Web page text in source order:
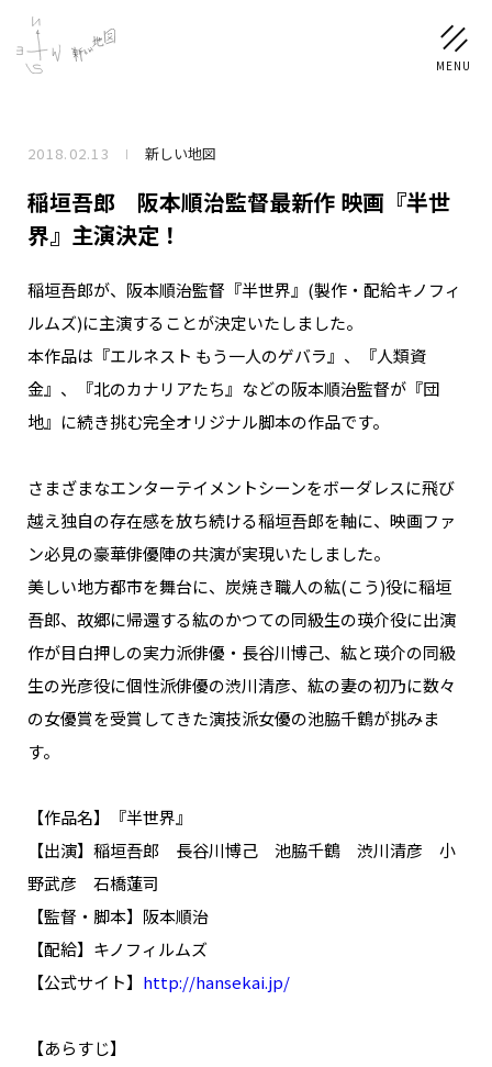
NEWS
SCHEDULE
PROFILE
稲垣 吾郎 草彅 剛 香取 慎吾
DISCOGRAPHY
NAKAMA入会
CHIZULOG
FAQ
2018.02.13 新しい地図
稲垣吾郎 阪本順治監督最新作 映画『半世
界』主演決定！
稲垣吾郎が、阪本順治監督『半世界』(製作・配給キノフィ
ルムズ)に主演することが決定いたしました。
本作品は『エルネスト もう一人のゲバラ』、『人類資
金』、『北のカナリアたち』などの阪本順治監督が『団
地』に続き挑む完全オリジナル脚本の作品です。
さまざまなエンターテイメントシーンをボーダレスに飛び
越え独自の存在感を放ち続ける稲垣吾郎を軸に、映画ファ
ン必見の豪華俳優陣の共演が実現いたしました。
美しい地方都市を舞台に、炭焼き職人の紘(こう)役に稲垣
吾郎、故郷に帰還する紘のかつての同級生の瑛介役に出演
作が目白押しの実力派俳優・長谷川博己、紘と瑛介の同級
生の光彦役に個性派俳優の渋川清彦、紘の妻の初乃に数々
の女優賞を受賞してきた演技派女優の池脇千鶴が挑みま
す。
【作品名】『半世界』
【出演】稲垣吾郎 長谷川博己 池脇千鶴 渋川清彦 小
野武彦 石橋蓮司
【監督・脚本】阪本順治
【配給】キノフィルムズ
【公式サイト】 http://hansekai.jp/
【あらすじ】